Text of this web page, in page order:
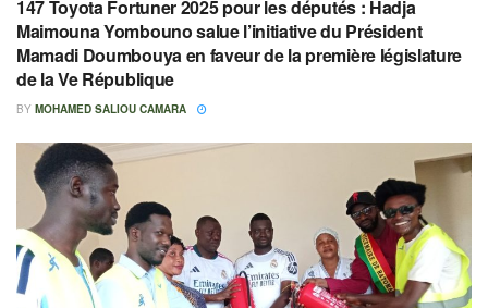
147 Toyota Fortuner 2025 pour les députés : Hadja
Maimouna Yombouno salue l’initiative du Président
Mamadi Doumbouya en faveur de la première législature
de la Ve République
BY MOHAMED SALIOU CAMARA